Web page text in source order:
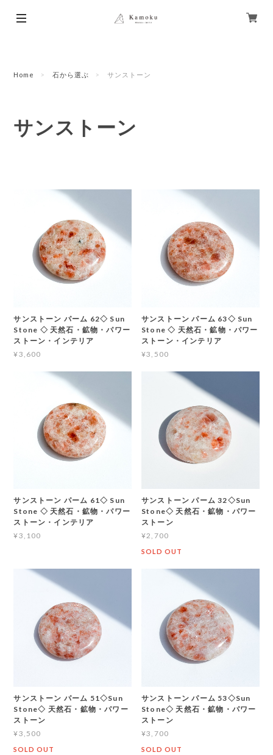
Home 石から選ぶ サンストーン
サンストーン
サンストーン パーム 62◇ Sun
Stone ◇ 天然石・鉱物・パワー
ストーン・インテリア
¥3,600
サンストーン パーム 63◇ Sun
Stone ◇ 天然石・鉱物・パワー
ストーン・インテリア
¥3,500
サンストーン パーム 61◇ Sun
Stone ◇ 天然石・鉱物・パワー
ストーン・インテリア
¥3,100
サンストーン パーム 32◇Sun
Stone◇ 天然石・鉱物・パワー
ストーン
¥2,700
SOLD OUT
サンストーン パーム 51◇Sun
Stone◇ 天然石・鉱物・パワー
ストーン
¥3,500
SOLD OUT
サンストーン パーム 53◇Sun
Stone◇ 天然石・鉱物・パワー
ストーン
¥3,700
SOLD OUT